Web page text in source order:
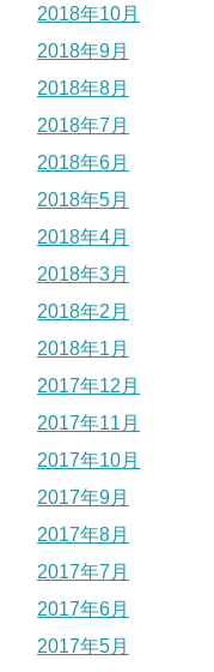
2018年10月
2018年9月
2018年8月
2018年7月
2018年6月
2018年5月
2018年4月
2018年3月
2018年2月
2018年1月
2017年12月
2017年11月
2017年10月
2017年9月
2017年8月
2017年7月
2017年6月
2017年5月